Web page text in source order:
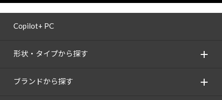
Copilot+ PC
形状・タイプから探す
ブランドから探す